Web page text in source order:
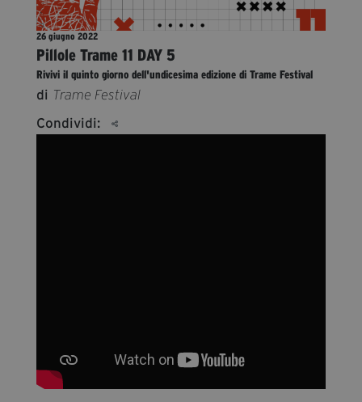
Archivio Storico
Contatti
info@tramefestival.it
26 giugno 2022
Pillole Trame 11 DAY 5
Rivivi il quinto giorno dell'undicesima edizione di Trame Festival
di Trame Festival
Condividi: